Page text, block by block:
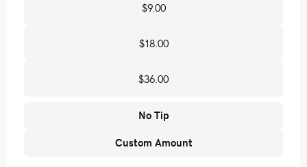
$9.00
$18.00
$36.00
No Tip
Custom Amount